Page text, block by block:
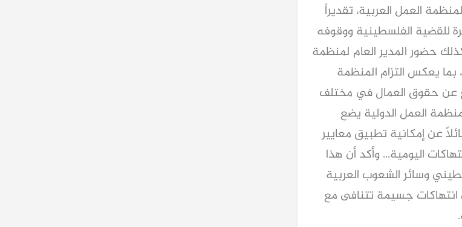
العمل العربية، تقديراً
للقضية الفلسطينية ووقوفه
حضور المدير العام لمنظمة
يعكس التزام المنظمة
عن حقوق العمال في مختلف
العمل الدولية يضع
عن إمكانية تطبيق معايير
اليومية... وأكد أن هذا
وسائر الشعوب العربية
انتهاكات جسيمة تتنافى مع